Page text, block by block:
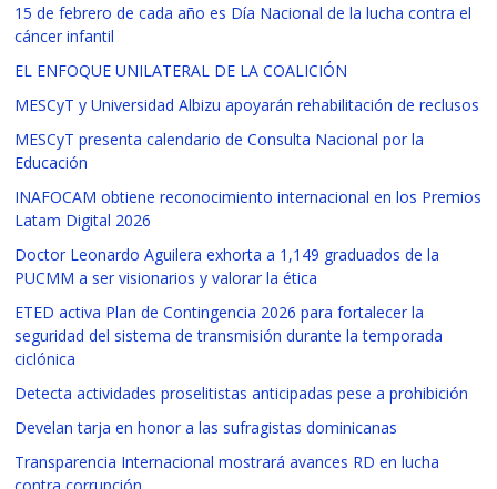
15 de febrero de cada año es Día Nacional de la lucha contra el
cáncer infantil
EL ENFOQUE UNILATERAL DE LA COALICIÓN
MESCyT y Universidad Albizu apoyarán rehabilitación de reclusos
MESCyT presenta calendario de Consulta Nacional por la
Educación
INAFOCAM obtiene reconocimiento internacional en los Premios
Latam Digital 2026
Doctor Leonardo Aguilera exhorta a 1,149 graduados de la
PUCMM a ser visionarios y valorar la ética
ETED activa Plan de Contingencia 2026 para fortalecer la
seguridad del sistema de transmisión durante la temporada
ciclónica
Detecta actividades proselitistas anticipadas pese a prohibición
Develan tarja en honor a las sufragistas dominicanas
Transparencia Internacional mostrará avances RD en lucha
contra corrupción